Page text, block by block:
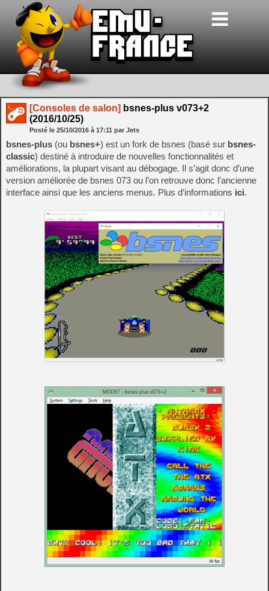
[Consoles de salon] bsnes-plus v073+2
(2016/10/25)
Posté le 25/10/2016 à 17:11 par Jets
bsnes-plus (ou bsnes+) est un fork de bsnes (basé sur bsnes-
classic) destiné à introduire de nouvelles fonctionnalités et
améliorations, la plupart visant au débogage. Il s’agit donc d’une
version améliorée de bsnes 073 ou l’on retrouve donc l’ancienne
interface ainsi que les anciens menus. Plus d’informations ici.